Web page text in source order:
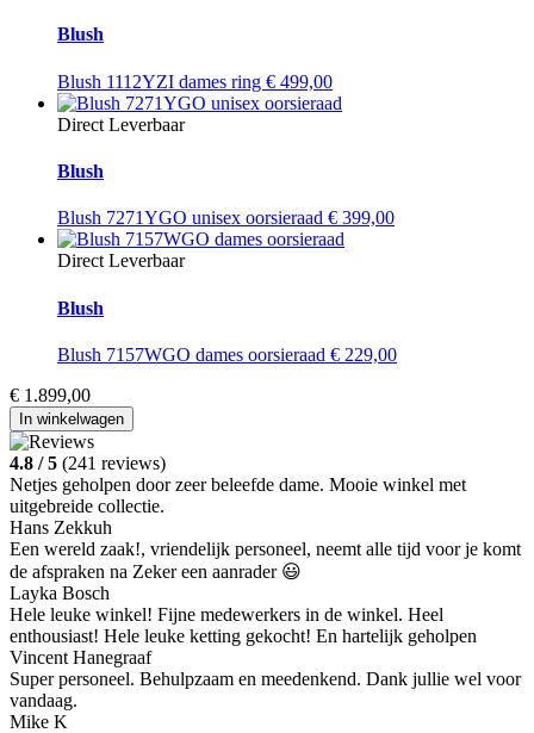
Blush
Blush 1112YZI dames ring € 499,00
Direct Leverbaar
Blush
Blush 7271YGO unisex oorsieraad € 399,00
Direct Leverbaar
Blush
Blush 7157WGO dames oorsieraad € 229,00
€ 1.899,00
In winkelwagen
4.8 / 5 (241 reviews)
Netjes geholpen door zeer beleefde dame. Mooie winkel met
uitgebreide collectie.
Hans Zekkuh
Een wereld zaak!, vriendelijk personeel, neemt alle tijd voor je komt
de afspraken na Zeker een aanrader 😃
Layka Bosch
Hele leuke winkel! Fijne medewerkers in de winkel. Heel
enthousiast! Hele leuke ketting gekocht! En hartelijk geholpen
Vincent Hanegraaf
Super personeel. Behulpzaam en meedenkend. Dank jullie wel voor
vandaag.
Mike K